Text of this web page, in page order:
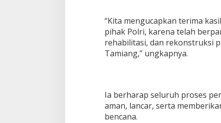
“Kita mengucapkan terima
pihak Polri, karena telah
rehabilitasi, dan rekonstruksi
Tamiang,” ungkapnya.
Ia berharap seluruh proses
aman, lancar, serta
bencana.